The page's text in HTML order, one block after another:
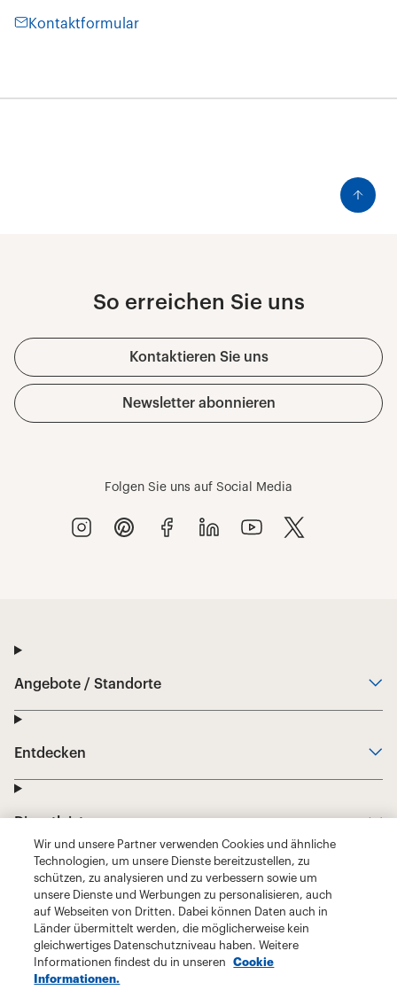
Wir und unsere Partner verwenden Cookies und ähnliche
Technologien, um unsere Dienste bereitzustellen, zu
schützen, zu analysieren und zu verbessern sowie um
unsere Dienste und Werbungen zu personalisieren, auch
auf Webseiten von Dritten. Dabei können Daten auch in
Länder übermittelt werden, die möglicherweise kein
gleichwertiges Datenschutzniveau haben. Weitere
Informationen findest du in unseren
Cookie
Informationen.